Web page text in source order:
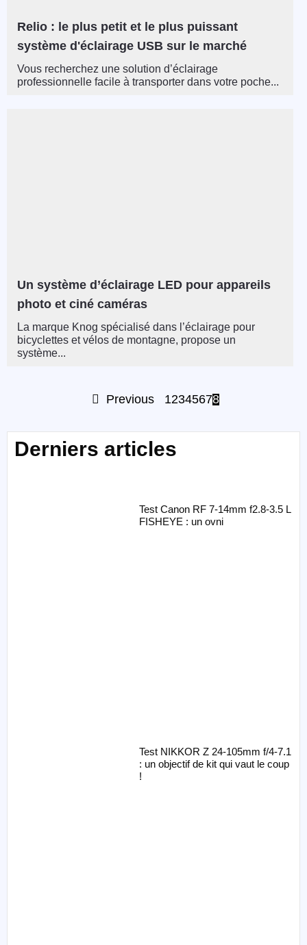
Relio : le plus petit et le plus puissant
système d'éclairage USB sur le marché
Vous recherchez une solution d’éclairage
professionnelle facile à transporter dans votre poche...
Un système d’éclairage LED pour appareils
photo et ciné caméras
La marque Knog spécialisé dans l’éclairage pour
bicyclettes et vélos de montagne, propose un
système...
Previous 12345678
Derniers articles
Test Canon RF 7-14mm f2.8-3.5 L
FISHEYE : un ovni
Test NIKKOR Z 24-105mm f/4-7.1
: un objectif de kit qui vaut le coup
!